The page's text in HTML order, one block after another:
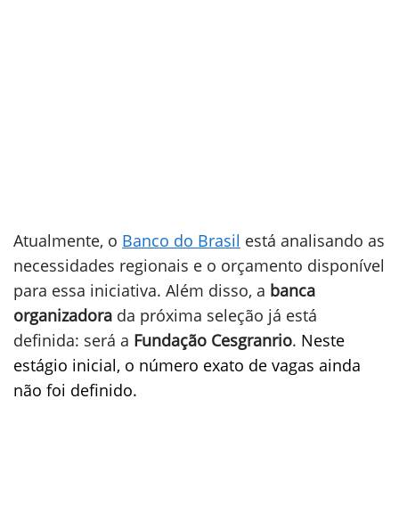
Atualmente, o Banco do Brasil está analisando as
necessidades regionais e o orçamento disponível
para essa iniciativa. Além disso, a banca
organizadora da próxima seleção já está
definida: será a Fundação Cesgranrio. Neste
estágio inicial, o número exato de vagas ainda
não foi definido.